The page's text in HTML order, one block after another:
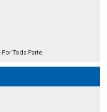
Toda Parte